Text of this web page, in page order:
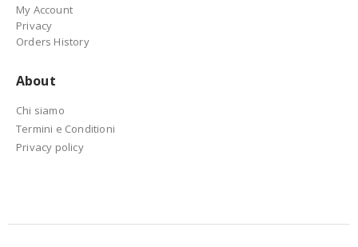
My Account
Privacy
Orders History
About
Chi siamo
Termini e Conditioni
Privacy policy